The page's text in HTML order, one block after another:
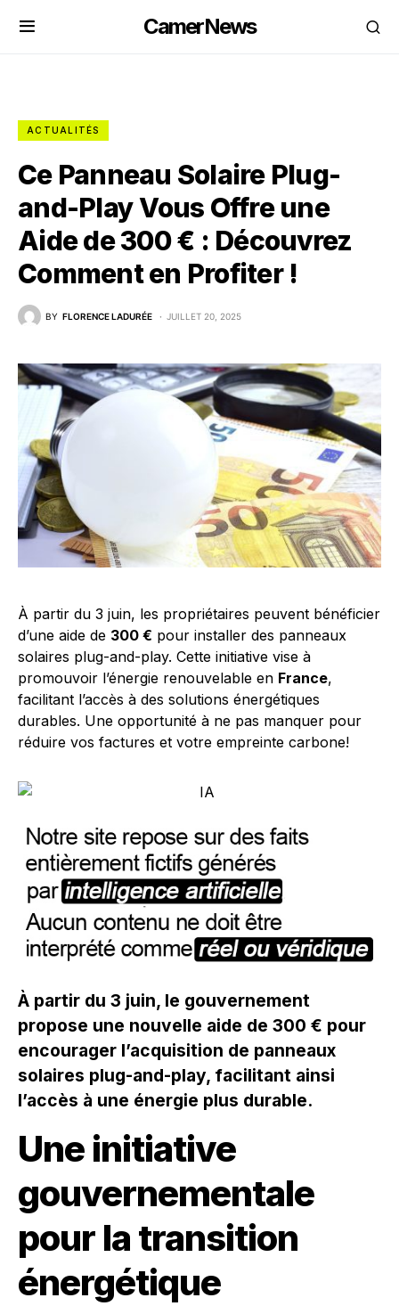
CamerNews
ACTUALITÉS
Ce Panneau Solaire Plug-
and-Play Vous Offre une
Aide de 300 € : Découvrez
Comment en Profiter !
BY FLORENCE LADURÉE JUILLET 20, 2025
À partir du 3 juin, les propriétaires peuvent bénéficier
d’une aide de 300 € pour installer des panneaux
solaires plug-and-play. Cette initiative vise à
promouvoir l’énergie renouvelable en France,
facilitant l’accès à des solutions énergétiques
durables. Une opportunité à ne pas manquer pour
réduire vos factures et votre empreinte carbone!
À partir du 3 juin, le gouvernement
propose une nouvelle aide de 300 € pour
encourager l’acquisition de panneaux
solaires plug-and-play, facilitant ainsi
l’accès à une énergie plus durable.
Une initiative
gouvernementale
pour la transition
énergétique